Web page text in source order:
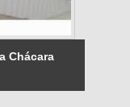
Chácara